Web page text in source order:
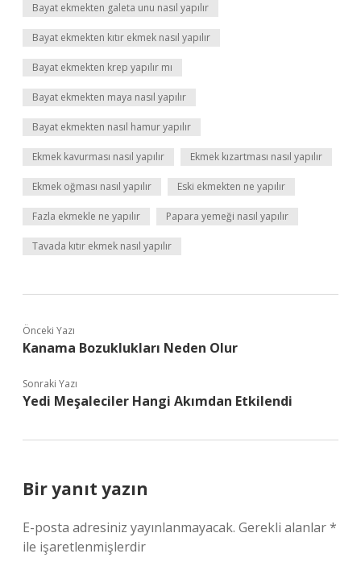
Bayat ekmekten galeta unu nasıl yapılır
Bayat ekmekten kıtır ekmek nasıl yapılır
Bayat ekmekten krep yapılır mı
Bayat ekmekten maya nasıl yapılır
Bayat ekmekten nasıl hamur yapılır
Ekmek kavurması nasıl yapılır Ekmek kızartması nasıl yapılır
Ekmek oğması nasıl yapılır Eski ekmekten ne yapılır
Fazla ekmekle ne yapılır Papara yemeği nasıl yapılır
Tavada kıtır ekmek nasıl yapılır
Önceki Yazı
Kanama Bozuklukları Neden Olur
Sonraki Yazı
Yedi Meşaleciler Hangi Akımdan Etkilendi
Bir yanıt yazın
E-posta adresiniz yayınlanmayacak. Gerekli alanlar*
ile işaretlenmişlerdir